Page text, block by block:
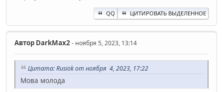
QQ ЦИТИРОВАТЬ ВЫДЕЛЕННОЕ
Автор DarkMax2- ноября 5, 2023, 13:14
Цитата: Rusiok от ноября 4, 2023, 17:22
Мова молода